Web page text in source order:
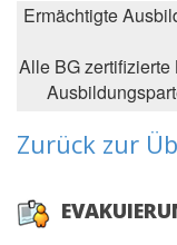
Ermächtigte
Alle BG zertifizierte
Zurück zur